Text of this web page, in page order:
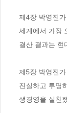
제4장 박영진
세계에서 가장
결산 결과는 현
제5장 박영진
진실하고 투명
생경영을 실천